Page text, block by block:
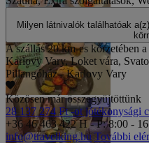
Milyen látnivalók találhatóak a(z) Cihelny Golf
A szállás 20 km-es körzetében
Karlovy Vary, Loket vára,
Pillangóház - Karlovy Vary
Közösen már összegyüjtöttünk
28 137 274 Ft -ot jótékonysági
+36 46 463 422 H - P: 8:00 -
info@travelking.hu További